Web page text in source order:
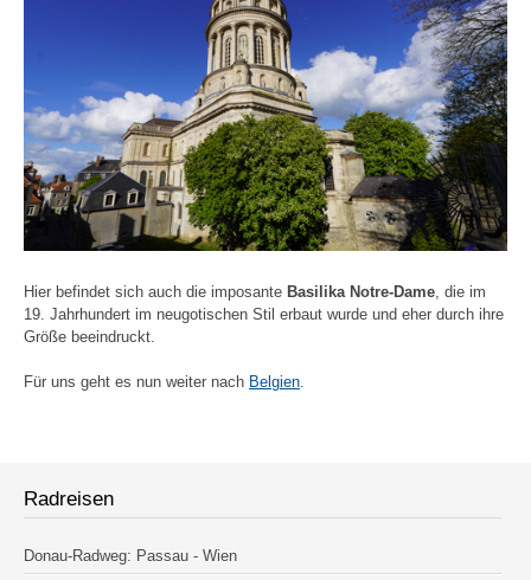
Hier befindet sich auch die imposante Basilika Notre-Dame , die im
19. Jahrhundert im neugotischen Stil erbaut wurde und eher durch ihre
Größe beeindruckt.
Für uns geht es nun weiter nach Belgien
Radreisen
Donau-Radweg: Passau - Wien